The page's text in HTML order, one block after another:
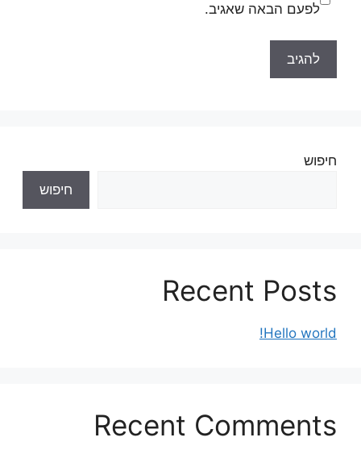
לפעם הבאה שאגיב.
חיפוש
חיפוש
Recent Posts
Hello world!
Recent Comments